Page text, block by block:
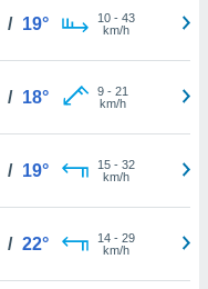
/ 19° 10- 43
km/h
/ 18° 9- 21
km/h
/ 19° 15- 32
km/h
/ 22° 14- 29
km/h